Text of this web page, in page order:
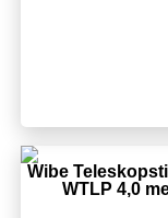
Wibe
WTLP 4,0